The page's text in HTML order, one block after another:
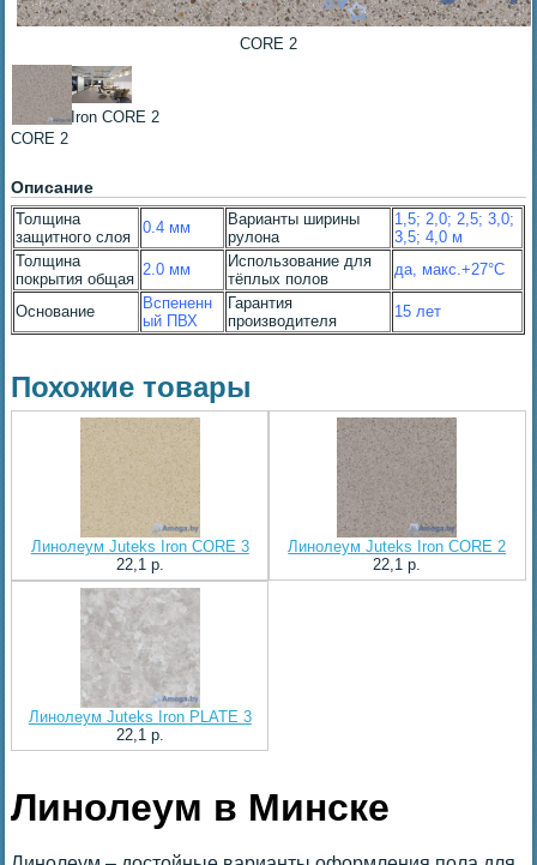
CORE 2
CORE 2
Iron CORE 2
Описание
Толщина
защитного слоя
0.4 мм
Варианты ширины
рулона
1,5; 2,0; 2,5; 3,0;
3,5; 4,0 м
Толщина
покрытия общая
2.0 мм
Использование для
тёплых полов
да, макс.+27°С
Основание
Вспененн
ый ПВХ
Гарантия
производителя
15 лет
Похожие товары
Линолеум Juteks Iron CORE 3
22,1 p.
Линолеум Juteks Iron CORE 2
22,1 p.
Линолеум Juteks Iron PLATE 3
22,1 p.
Линолеум в Минске